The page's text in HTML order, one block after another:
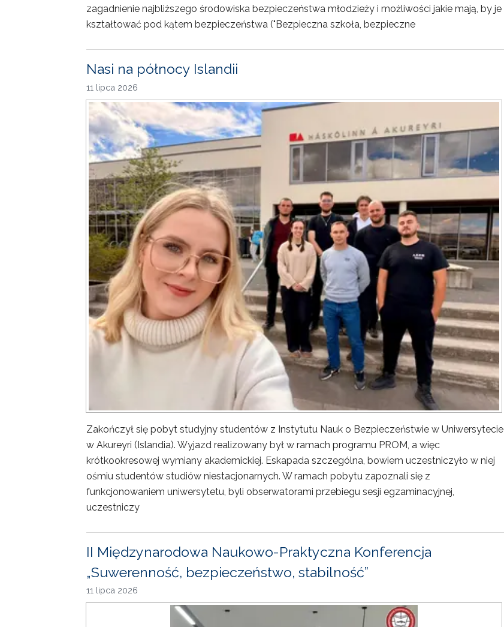
zagadnienie najbliższego środowiska bezpieczeństwa młodzieży i możliwości jakie mają, by je
kształtować pod kątem bezpieczeństwa ("Bezpieczna szkoła, bezpieczne
Nasi na północy Islandii
11 lipca 2026
Zakończył się pobyt studyjny studentów z Instytutu Nauk o Bezpieczeństwie w Uniwersytecie
w Akureyri (Islandia). Wyjazd realizowany był w ramach programu PROM, a więc
krótkookresowej wymiany akademickiej. Eskapada szczególna, bowiem uczestniczyło w niej
ośmiu studentów studiów niestacjonarnych. W ramach pobytu zapoznali się z
funkcjonowaniem uniwersytetu, byli obserwatorami przebiegu sesji egzaminacyjnej,
uczestniczy
II Międzynarodowa Naukowo-Praktyczna Konferencja
„Suwerenność, bezpieczeństwo, stabilność”
11 lipca 2026